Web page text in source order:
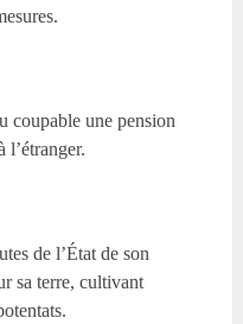
coupable une pension
l’étranger.
de l’État de son
sa terre, cultivant